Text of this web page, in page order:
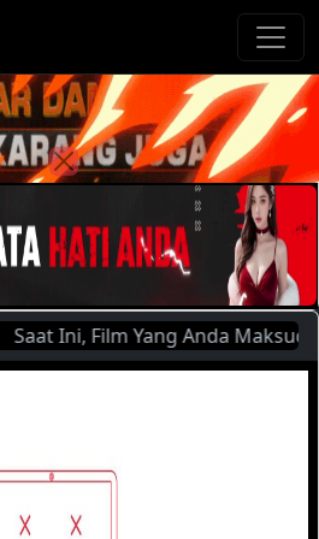
Saat Ini, Film Yang Anda